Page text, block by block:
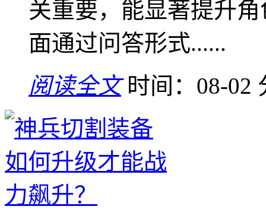
关重要，能显著提升
面通过问答形式......
阅读全文 时间：08-02